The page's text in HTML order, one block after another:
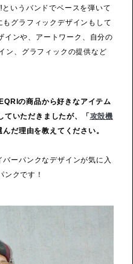
いうバンドでベースを弾いて
グラフィックデザインもして
インや、アートワーク、自分の
ン、グラフィックの提供など
の商品から好きなアイテム
ていただきましたが、「攻殻機
んだ理由を教えてください。
ーパンクなデザインが気に入
ンクです！